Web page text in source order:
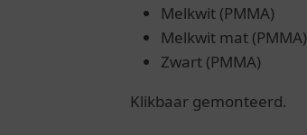
Melkwit (PMMA)
Melkwit mat (PMMA)
Zwart (PMMA)
Klikbaar gemonteerd.